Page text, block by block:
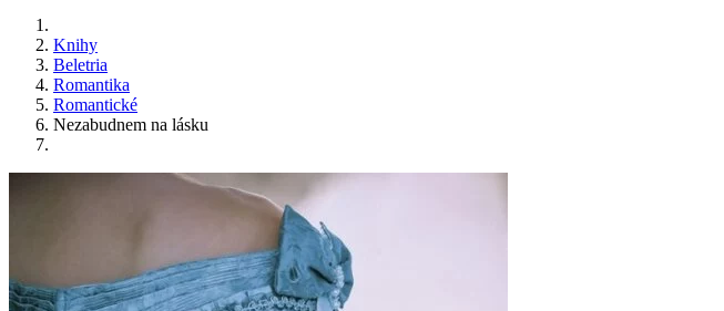
Knihy
Beletria
Romantika
Romantické
Nezabudnem na lásku